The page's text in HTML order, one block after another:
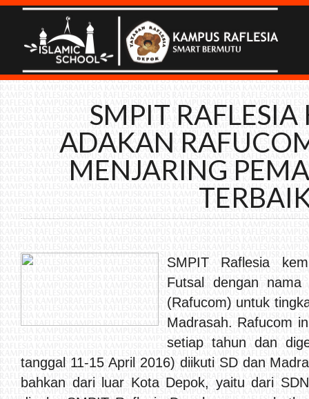
SMPIT
ADAKAN
MENJARING
SMPIT Raflesia
Futsal dengan nama
(Rafucom) untuk
Madrasah. Rafucom
setiap tahun dan
tanggal 11-15 April 2016) diikuti SD dan
bahkan dari luar Kota Depok, yaitu dari